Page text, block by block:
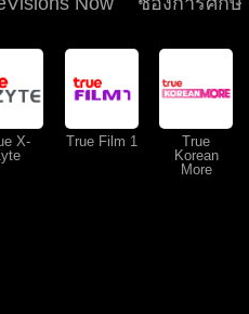
X-
True Film 1
True
Korean
More